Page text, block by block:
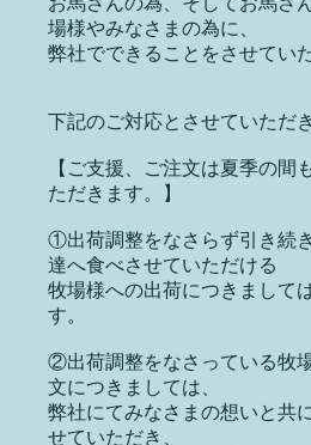
場様やみなさまの為に、
弊社でできることをさせてい
下記のご対応とさせていただ
【ご支援、ご注文は夏季の間
ただきます。】
①出荷調整をなさらず引き続
達へ食べさせていただける
牧場様への出荷につきまして
す。
②出荷調整をなさっている牧
文につきましては、
弊社にてみなさまの想いと共
せていただき、